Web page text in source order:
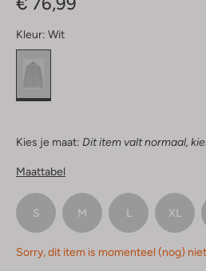
Kleur: Wit
Kies je maat: Dit item valt normaal,
Maattabel
S M L XL
Sorry, dit item is momenteel (nog)